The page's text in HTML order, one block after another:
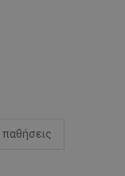
παθήσεις